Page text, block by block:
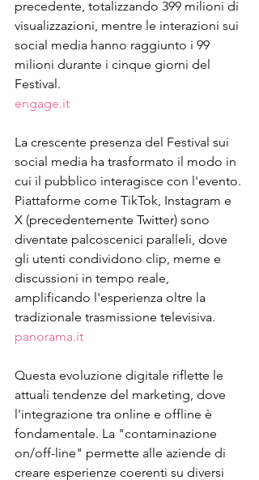
precedente, totalizzando 399 milioni di
visualizzazioni, mentre le interazioni sui
social media hanno raggiunto i 99
milioni durante i cinque giorni del
Festival.
engage.it
La crescente presenza del Festival sui
social media ha trasformato il modo in
cui il pubblico interagisce con l'evento.
Piattaforme come TikTok, Instagram e
X (precedentemente Twitter) sono
diventate palcoscenici paralleli, dove
gli utenti condividono clip, meme e
discussioni in tempo reale,
amplificando l'esperienza oltre la
tradizionale trasmissione televisiva.
panorama.it
Questa evoluzione digitale riflette le
attuali tendenze del marketing, dove
l'integrazione tra online e offline è
fondamentale. La "contaminazione
on/off-line" permette alle aziende di
creare esperienze coerenti su diversi